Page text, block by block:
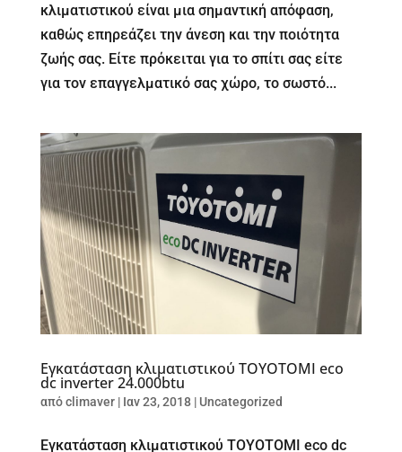
κλιματιστικού είναι μια σημαντική απόφαση,
καθώς επηρεάζει την άνεση και την ποιότητα
ζωής σας. Είτε πρόκειται για το σπίτι σας είτε
για τον επαγγελματικό σας χώρο, το σωστό...
Εγκατάσταση κλιματιστικού TOYOTOMI eco
dc inverter 24.000btu
απόclimaver| Ιαν 23, 2018| Uncategorized
Εγκατάσταση κλιματιστικού TOYOTOMI eco dc